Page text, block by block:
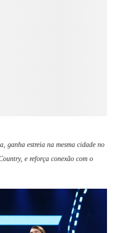
ganha estreia na mesma cidade no
e reforça conexão com o